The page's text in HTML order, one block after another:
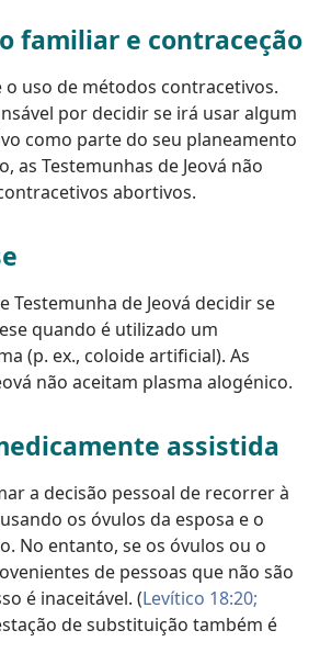
familiar e contraceção
o uso de métodos contracetivos.
por decidir se irá usar algum
como parte do seu planeamento
as Testemunhas de Jeová não
abortivos.
Testemunha de Jeová decidir se
quando é utilizado um
(p. ex., coloide artificial). As
não aceitam plasma alogénico.
assistida
a decisão pessoal de recorrer à
usando os óvulos da esposa e o
No entanto, se os óvulos ou o
de pessoas que não são
é inaceitável. (Levítico 18:20;
de substituição também é